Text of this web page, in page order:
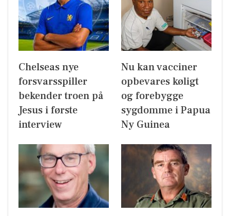
Chelseas nye
forsvarsspiller
bekender troen på
Jesus i første
interview
Nu kan vacciner
opbevares køligt
og forebygge
sygdomme i Papua
Ny Guinea